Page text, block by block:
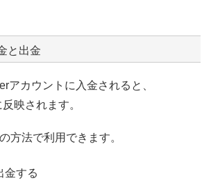
と出金
アカウントに入金されると、
映されます。
方法で利用できます。
金する